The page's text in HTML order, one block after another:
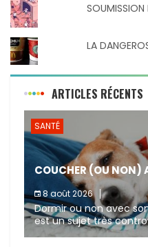
SOUMISSION
LA
ARTICLES RÉCENTS
SANTÉ
COUCHER (OU NON)
8 août 2026
Dormir ou non avec
est un sujet très
affirment que la